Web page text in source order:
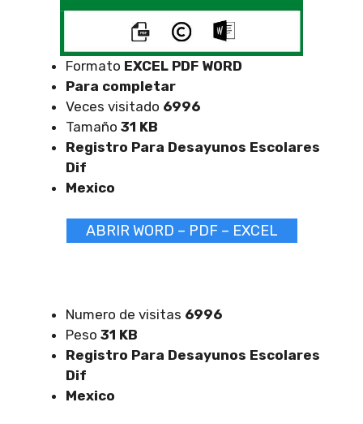
Formato EXCEL PDF WORD
Para completar
Veces visitado 6996
Tamaño 31 KB
Registro Para Desayunos Escolares
Dif
Mexico
ABRIR WORD – PDF – EXCEL
Numero de visitas 6996
Peso 31 KB
Registro Para Desayunos Escolares
Dif
Mexico